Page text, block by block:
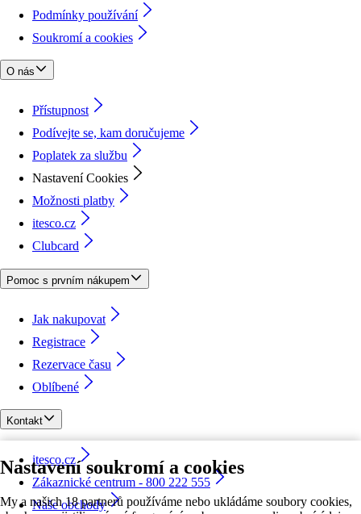
Nastavení soukromí a cookies
My a našich 18 partnerů používáme nebo ukládáme soubory cookies,
Podmínky používání
Soukromí a cookies
O nás
Přístupnost
Podívejte se, kam doručujeme
Poplatek za službu
Nastavení Cookies
Možnosti platby
itesco.cz
Clubcard
Pomoc s prvním nákupem
Jak nakupovat
Registrace
Rezervace času
Oblíbené
Kontakt
itesco.cz
Zákaznické centrum - 800 222 555
Naše obchody